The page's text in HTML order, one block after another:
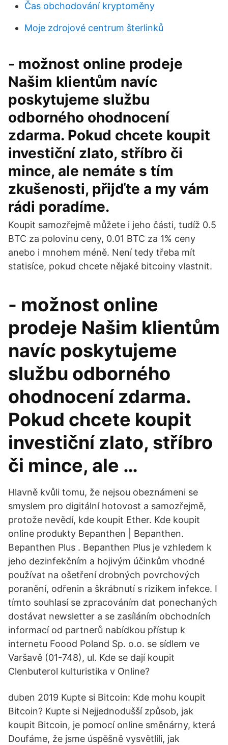
Čas obchodování kryptoměny
Moje zdrojové centrum šterlinků
- možnost online prodeje
Našim klientům navíc
poskytujeme službu
odborného ohodnocení
zdarma. Pokud chcete koupit
investiční zlato, stříbro či
mince, ale nemáte s tím
zkušenosti, přijďte a my vám
rádi poradíme.
Koupit samozřejmě můžete i jeho části, tudíž 0.5
BTC za polovinu ceny, 0.01 BTC za 1% ceny
anebo i mnohem méně. Není tedy třeba mít
statisíce, pokud chcete nějaké bitcoiny vlastnit.
- možnost online
prodeje Našim klientům
navíc poskytujeme
službu odborného
ohodnocení zdarma.
Pokud chcete koupit
investiční zlato, stříbro
či mince, ale …
Hlavně kvůli tomu, že nejsou obeznámeni se
smyslem pro digitální hotovost a samozřejmě,
protože nevědí, kde koupit Ether. Kde koupit
online produkty Bepanthen | Bepanthen.
Bepanthen Plus . Bepanthen Plus je vzhledem k
jeho dezinfekčním a hojivým účinkům vhodné
používat na ošetření drobných povrchových
poranění, odřenin a škrábnutí s rizikem infekce. I
tímto souhlasí se zpracováním dat ponechaných
dostávat newsletter a se zasíláním obchodních
informací od partnerů nabídkou přístup k
internetu Foood Poland Sp. o.o. se sídlem ve
Varšavě (01-748), ul. Kde se dají koupit
Clenbuterol kulturistika v Online?
duben 2019 Kupte si Bitcoin: Kde mohu koupit
Bitcoin? Kupte si Nejjednodušší způsob, jak
koupit Bitcoin, je pomocí online směnárny, která
Doufáme, že jsme úspěšně vysvětlili, jak